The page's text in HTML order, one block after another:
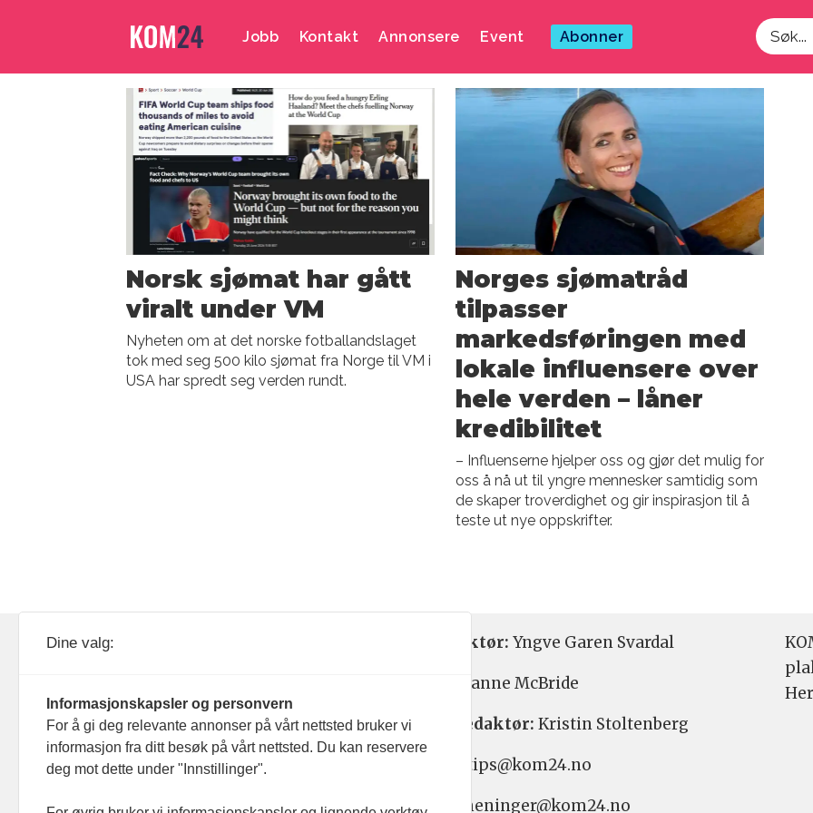
Jobb Kontakt Annonsere Event Abonner
Søk
Emne:
camilla
Norsk sjømat har gått
viralt under VM
Nyheten om at det norske fotballandslaget
tok med seg 500 kilo sjømat fra Norge til VM i
USA har spredt seg verden rundt.
Norges sjømatråd
tilpasser
markedsføringen med
lokale influensere over
hele verden – låner
kredibilitet
– Influenserne hjelper oss og gjør det mulig for
oss å nå ut til yngre mennesker samtidig som
de skaper troverdighet og gir inspirasjon til å
teste ut nye oppskrifter.
093 182
Nyhetsredaktør: Yngve Garen Svardal
Hanne McBride
Ansvarlig redaktør: Kristin Stoltenberg
Nyhetstips: tips@kom24.no
Meninger: meninger@kom24.no
Dine valg:
Informasjonskapsler og personvern
For å gi deg relevante annonser på vårt nettsted bruker vi
informasjon fra ditt besøk på vårt nettsted. Du kan reservere
deg mot dette under "Innstillinger".